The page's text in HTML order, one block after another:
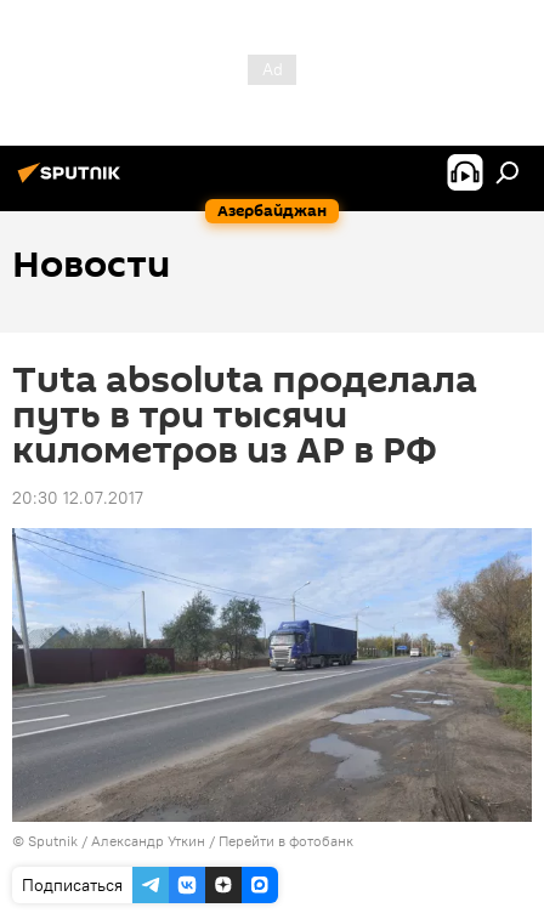
Азербайджан
Новости
Tuta absoluta проделала
путь в три тысячи
километров из АР в РФ
20:30 12.07.2017
© Sputnik / Александр Уткин / Перейти в фотобанк
Подписаться